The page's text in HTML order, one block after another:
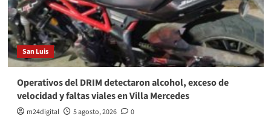
San Luis
Operativos del DRIM detectaron alcohol, exceso de
velocidad y faltas viales en Villa Mercedes
m24digital 5 agosto, 2026 0